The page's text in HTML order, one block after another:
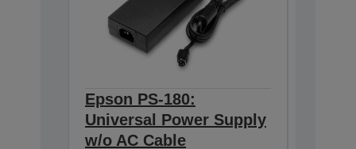
Epson PS-180:
Universal Power Supply
w/o AC Cable